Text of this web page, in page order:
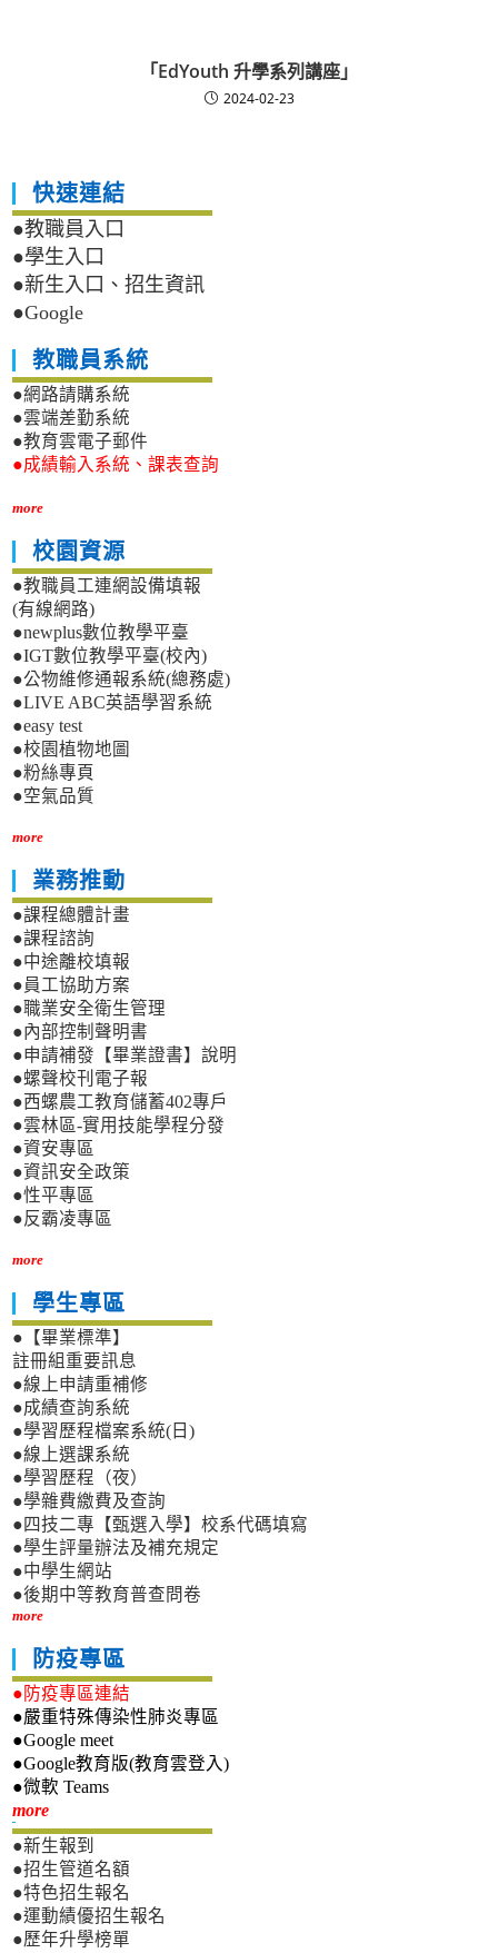
「EdYouth 升學系列講座」
2024-02-23
快速連結
●教職員入口
●學生入口
●新生入口、招生資訊
●Google
教職員系統
●網路請購系統
●雲端差勤系統
●教育雲電子郵件
●成績輸入系統、課表查詢
more
校園資源
●教職員工連網設備填報
(有線網路)
●newplus數位教學平臺
●IGT數位教學平臺(校內)
●公物維修通報系統(總務處)
●LIVE ABC英語學習系統
●easy test
●校園植物地圖
●粉絲專頁
●空氣品質
more
業務推動
●課程總體計畫
●課程諮詢
●中途離校填報
●員工協助方案
●職業安全衛生管理
●內部控制聲明書
●申請補發【畢業證書】說明
●螺聲校刊電子報
●西螺農工教育儲蓄402專戶
●雲林區-實用技能學程分發
●資安專區
●資訊安全政策
●性平專區
●反霸凌專區
more
學生專區
●【畢業標準】
註冊組重要訊息
●線上申請重補修
●成績查詢系統
●學習歷程檔案系統(日)
●線上選課系統
●學習歷程（夜）
●學雜費繳費及查詢
●四技二專【甄選入學】校系代碼填寫
●學生評量辦法及補充規定
●中學生網站
●後期中等教育普查問卷
more
防疫專區
●防疫專區連結
●嚴重特殊傳染性肺炎專區
●Google meet
●Google教育版(教育雲登入)
●微軟 Teams
more新生專區
●新生報到
●招生管道名額
●特色招生報名
●運動績優招生報名
●歷年升學榜單